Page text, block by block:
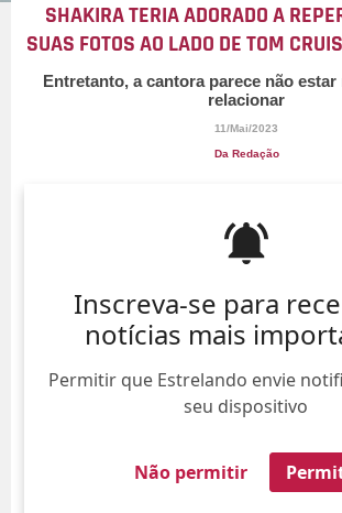
Inscreva-se para
notícias mais
Permitir que Estrelando envie
seu dispositivo
Não permitir
SHAKIRA TERIA ADORADO A
SUAS FOTOS AO LADO DE TOM
Entretanto, a cantora parece não estar
relacionar
11/Mai/2023
Da Redação